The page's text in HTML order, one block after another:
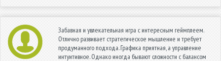
Забавная и увлекательная игра с интересным геймплеем.
Отлично развивает стратегическое мышление и требует
продуманного подхода. Графика приятная, а управление
интуитивное. Однако иногда бывают сложности с балансом